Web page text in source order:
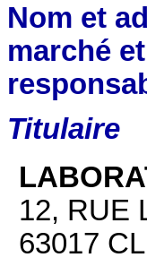
Nom et
marché
Titulaire
12, RUE
63017